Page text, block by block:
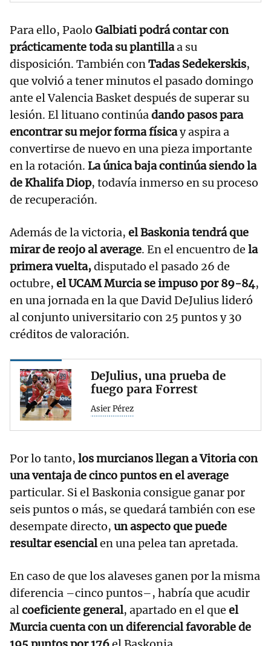
Para ello, Paolo Galbiati podrá contar con
prácticamente toda su plantillaa su
disposición. También conTadas Sedekerskis,
que volvió a tener minutos el pasado domingo
ante el Valencia Basket después de superar su
lesión. El lituano continúadando pasos para
encontrar su mejor forma físicay aspira a
convertirse de nuevo en una pieza importante
en la rotación. La única baja continúa siendo la
de Khalifa Diop, todavía inmerso en su proceso
de recuperación.
Además de la victoria, el Baskonia tendrá que
mirar de reojo al average. En el encuentro de la
primera vuelta,disputado el pasado 26 de
octubre, el UCAM Murcia se impuso por 89-84,
en una jornada en la que David DeJulius lideró
al conjunto universitario con 25 puntos y 30
créditos de valoración.
DeJulius, una prueba de
fuego para Forrest
Asier Pérez
Por lo tanto, los murcianos llegan a Vitoria con
una ventaja de cinco puntos en el average
particular. Si el Baskonia consigue ganar por
seis puntos o más, se quedará también con ese
desempate directo, un aspecto que puede
resultar esencialen una pelea tan apretada.
En caso de que los alaveses ganen por la misma
diferencia –cinco puntos–, habría que acudir
alcoeficiente general, apartado en el que el
Murcia cuenta con un diferencial favorable de